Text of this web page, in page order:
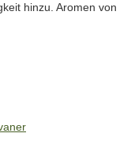
hinzu. Aromen von